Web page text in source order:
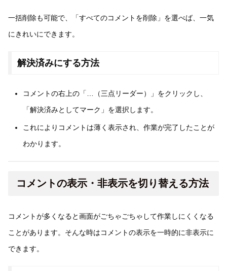
一括削除も可能で、「すべてのコメントを削除」を選べば、一気
にきれいにできます。
解決済みにする方法
コメントの右上の「…（三点リーダー）」をクリックし、
「解決済みとしてマーク」を選択します。
これによりコメントは薄く表示され、作業が完了したことが
わかります。
コメントの表示・非表示を切り替える方法
コメントが多くなると画面がごちゃごちゃして作業しにくくなる
ことがあります。そんな時はコメントの表示を一時的に非表示に
できます。